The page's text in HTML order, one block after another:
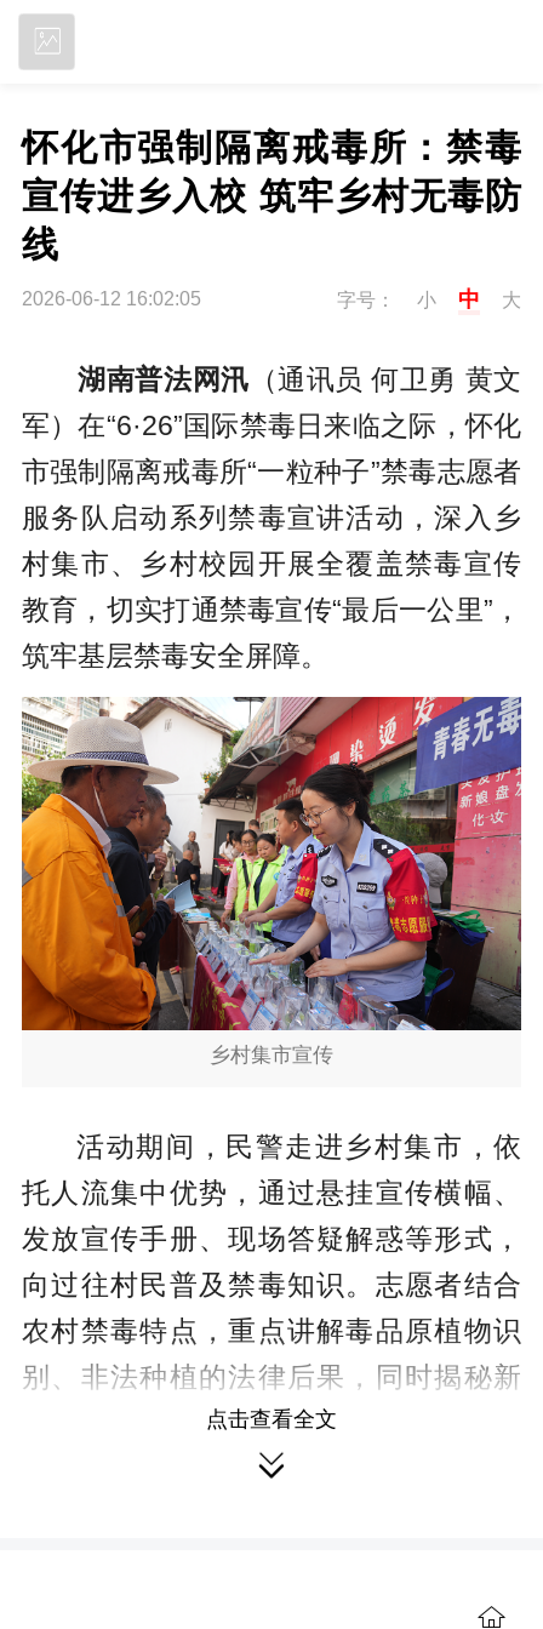
怀化市强制隔离戒毒所：禁毒
宣传进乡入校 筑牢乡村无毒防
线
2026-06-12 16:02:05 字号： 小 中 大
湖南普法网汛 （通讯员 何卫勇 黄文
军）在“6·26”国际禁毒日来临之际，怀化
市强制隔离戒毒所“一粒种子”禁毒志愿者
服务队启动系列禁毒宣讲活动，深入乡
村集市、乡村校园开展全覆盖禁毒宣传
教育，切实打通禁毒宣传“最后一公里”，
筑牢基层禁毒安全屏障。
乡村集市宣传
活动期间，民警走进乡村集市，依
托人流集中优势，通过悬挂宣传横幅、
发放宣传手册、现场答疑解惑等形式，
向过往村民普及禁毒知识。志愿者结合
农村禁毒特点，重点讲解毒品原植物识
别、非法种植的法律后果，同时揭秘新
型毒品的伪装形式，破除村民禁毒认知
误区，引导群众自觉远离毒品、主动举
点击查看全文
